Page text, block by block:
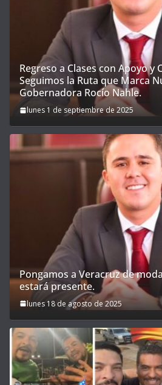
Regreso a Clases con Apoyo y
Seguimos la Ruta que Marca
Gobernadora Rocío Nahle.
lunes 1 de septiembre de 2025
Pongamos a Veracruz de
estará presente.
lunes 18 de agosto de 2025